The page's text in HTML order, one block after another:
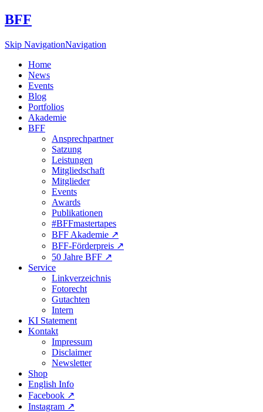
BFF
Skip NavigationNavigation
Home
News
Events
Blog
Portfolios
Akademie
BFF
Ansprechpartner
Satzung
Leistungen
Mitgliedschaft
Mitglieder
Events
Awards
Publikationen
#BFFmastertapes
BFF Akademie ↗︎
BFF-Förderpreis ↗︎
50 Jahre BFF ↗︎
Service
Linkverzeichnis
Fotorecht
Gutachten
Intern
KI Statement
Kontakt
Impressum
Disclaimer
Newsletter
Shop
English Info
Facebook ↗︎
Instagram ↗︎